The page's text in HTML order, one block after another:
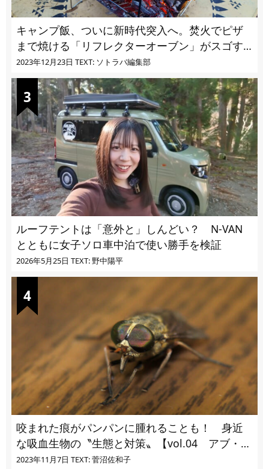
キャンプ飯、ついに新時代突入へ。焚火でピザ
まで焼ける「リフレクターオーブン」がスゴす
ぎる
2023年12月23日 TEXT: ソトラバ編集部
ルーフテントは「意外と」しんどい？ N-VAN
とともに女子ソロ車中泊で使い勝手を検証
2026年5月25日 TEXT: 野中陽平
咬まれた痕がパンパンに腫れることも！ 身近
な吸血生物の〝生態と対策〟【vol.04 アブ・ブ
ユ・ヌカカ】
2023年11月7日 TEXT: 菅沼佐和子